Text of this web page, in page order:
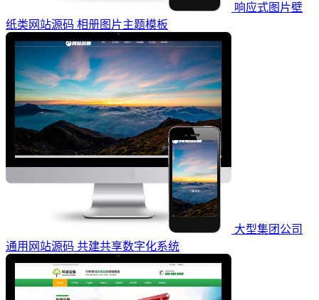
响应式图片壁
纸类网站源码 相册图片主题模板
大型集团公司
通用网站源码 共建共享数字化系统